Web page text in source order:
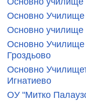
Основно Училище
Основно училище
Основно Училище
Гроздьово
Основно
Игнатиево
ОУ "Митко